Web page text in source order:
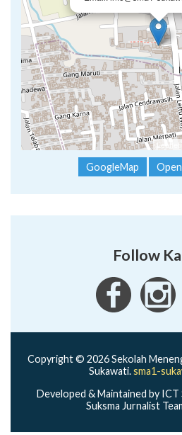
Leaflet
GoogleMap
Follow
Copyright © 2026 Sekolah
Sukawati.sma1-
Developed & Maintained by ICT
Suksma Jurnalist